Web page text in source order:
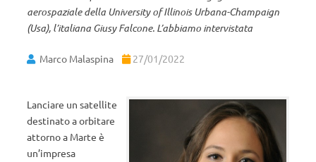
aerospaziale della University of Illinois Urbana-Champaign
(Usa), l’italiana Giusy Falcone. L’abbiamo intervistata
Marco Malaspina 27/01/2022
Lanciare un satellite
destinato a orbitare
attorno a Marte è
un’impresa